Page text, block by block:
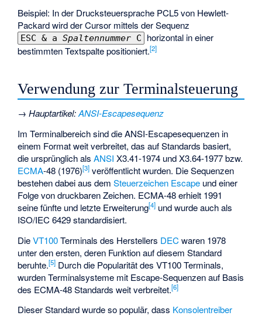
Beispiel: In der Drucksteuersprache PCL5 von Hewlett-
Packard wird der Cursor mittels der Sequenz
ESC & aSpaltennummer C
horizontal in einer
bestimmten Textspalte positioniert.[2]
Verwendung zur Terminalsteuerung
→Hauptartikel:ANSI-Escapesequenz
Im Terminalbereich sind die ANSI-Escapesequenzen in
einem Format weit verbreitet, das auf Standards basiert,
die ursprünglich alsANSI X3.41-1974 und X3.64-1977 bzw.
ECMA-48 (1976)[3] veröffentlicht wurden. Die Sequenzen
bestehen dabei aus demSteuerzeichen Escape und einer
Folge von druckbaren Zeichen. ECMA-48 erhielt 1991
seine fünfte und letzte Erweiterung[4] und wurde auch als
ISO/IEC 6429 standardisiert.
DieVT100Terminals des Herstellers DECwaren 1978
unter den ersten, deren Funktion auf diesem Standard
beruhte.[5] Durch die Popularität des VT100 Terminals,
wurden Terminalsysteme mit Escape-Sequenzen auf Basis
des ECMA-48 Standards weit verbreitet.[6]
Dieser Standard wurde so populär, dass Konsolentreiber